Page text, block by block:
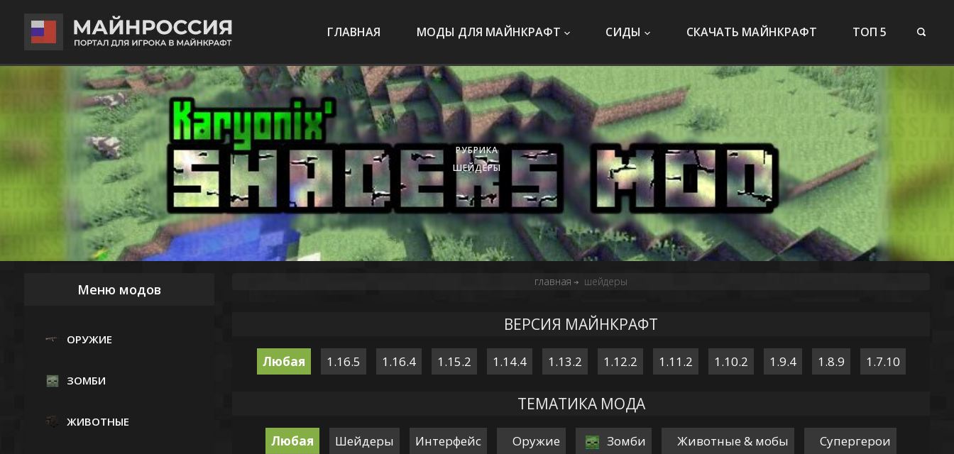
ГЛАВНАЯ МОДЫ ДЛЯ МАЙНКРАФТ СИДЫ СКАЧАТЬ МАЙНКРАФТ ТОП 5
РУБРИКА
ШЕЙДЕРЫ
главная ➔ шейдеры
ВЕРСИЯ МАЙНКРАФТ
Любая 1.16.5 1.16.4 1.15.2 1.14.4 1.13.2 1.12.2 1.11.2 1.10.2 1.9.4 1.8.9 1.7.10
ТЕМАТИКА МОДА
Любая Шейдеры Интерфейс Оружие Зомби Животные & мобы Супергерои
Меню модов
ОРУЖИЕ
ЗОМБИ
ЖИВОТНЫЕ